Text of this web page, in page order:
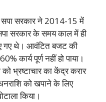
सपा सरकार ने 2014-15 में
सरकार के समय काल में ही
गए थे। आवंटित बजट की
कार्य पूर्ण नहीं हो पाया।
भ्रष्टाचार का केंद्र करार
को खपाने के लिए
किया।